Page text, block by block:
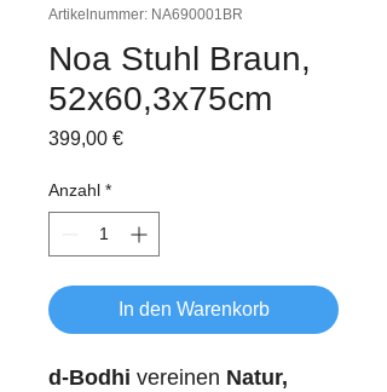
Artikelnummer: NA690001BR
Noa Stuhl Braun,
52x60,3x75cm
399,00 €Preis
Anzahl *
In den Warenkorb
d-Bodhi vereinen Natur,